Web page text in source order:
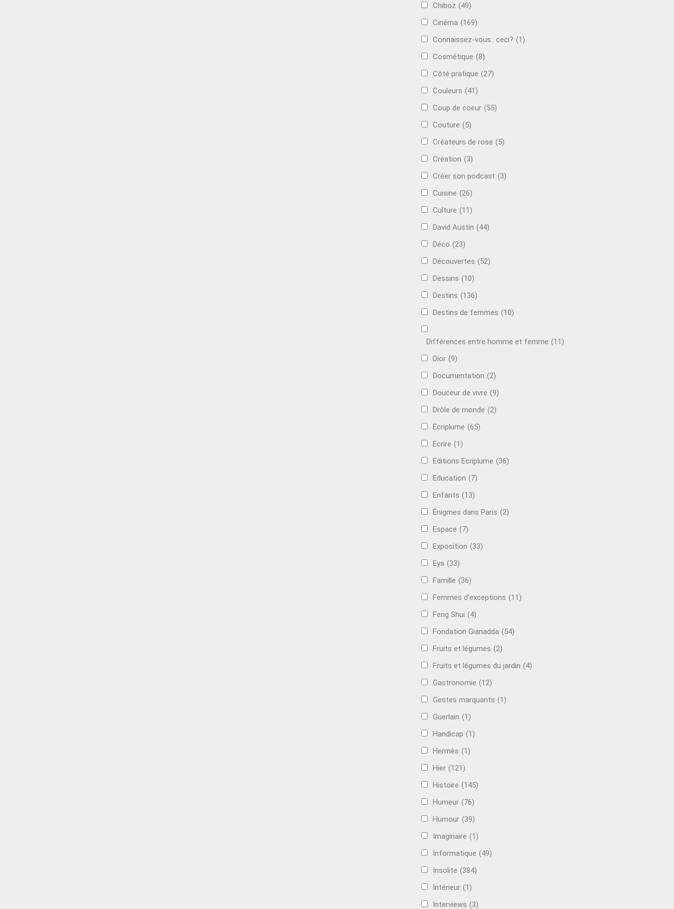
Chiboz (49)
Cinéma (169)
Connaissez-vous.. ceci? (1)
Cosmétique (8)
Côté pratique (27)
Couleurs (41)
Coup de coeur (55)
Couture (5)
Créateurs de rose (5)
Création (3)
Créer son podcast (3)
Cuisine (26)
Culture (11)
David Austin (44)
Déco (23)
Découvertes (52)
Dessins (10)
Destins (136)
Destins de femmes (10)
Différences entre homme et femme (11)
Dior (9)
Documentation (2)
Douceur de vivre (9)
Drôle de monde (2)
Ecriplume (65)
Ecrire (1)
Editions Ecriplume (36)
Education (7)
Enfants (13)
Énigmes dans Paris (2)
Espace (7)
Exposition (33)
Eya (33)
Famille (36)
Femmes d'exceptions (11)
Feng Shui (4)
Fondation Gianadda (54)
Fruits et légumes (2)
Fruits et légumes du jardin (4)
Gastronomie (12)
Gestes marquants (1)
Guerlain (1)
Handicap (1)
Hermès (1)
Hier (121)
Histoire (145)
Humeur (76)
Humour (39)
Imaginaire (1)
Informatique (49)
Insolite (384)
Intérieur (1)
Interviews (3)